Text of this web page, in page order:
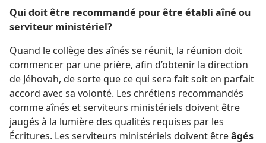
Qui doit être recommandé pour être établi aîné ou
serviteur ministériel?
Quand le collège des aînés se réunit, la réunion doit
commencer par une prière, afin d’obtenir la direction
de Jéhovah, de sorte que ce qui sera fait soit en parfait
accord avec sa volonté. Les chrétiens recommandés
comme aînés et serviteurs ministériels doivent être
jaugés à la lumière des qualités requises par les
Écritures. Les serviteurs ministériels doivent êtreâgés